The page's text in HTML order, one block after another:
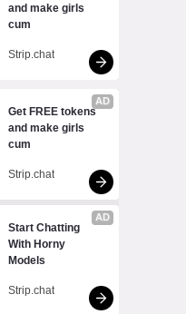
and make girls
cum
Strip.chat
AD
Get FREE tokens
and make girls
cum
Strip.chat
AD
Start Chatting
With Horny
Models
Strip.chat